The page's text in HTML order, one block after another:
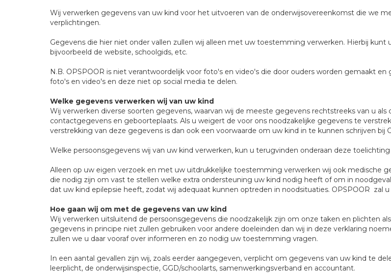
Wij verwerken gegevens van uw kind voor het uitvoeren van de onderwijsovereenkomst die we
verplichtingen.
Gegevens die hier niet onder vallen zullen wij alleen met uw toestemming verwerken. Hierbij
bijvoorbeeld de website, schoolgids, etc.
N.B. OPSPOOR is niet verantwoordelijk voor foto's en video's die door ouders worden gemaakt
foto's en video's en deze niet op social media te delen.
Welke gegevens verwerken wij van uw kind
Wij verwerken diverse soorten gegevens, waarvan wij de meeste gegevens rechtstreeks van u
contactgegevens en geboorteplaats. Als u weigert de voor ons noodzakelijke gegevens te
verstrekking van deze gegevens is dan ook een voorwaarde om uw kind in te kunnen schrijven bij
Welke persoonsgegevens wij van uw kind verwerken, kun u terugvinden onderaan deze
Alleen op uw eigen verzoek en met uw uitdrukkelijke toestemming verwerken wij ook medische
die nodig zijn om vast te stellen welke extra ondersteuning uw kind nodig heeft of om in
dat uw kind epilepsie heeft, zodat wij adequaat kunnen optreden in noodsituaties. OPSPOOR zal
Hoe gaan wij om met de gegevens van uw kind
Wij verwerken uitsluitend de persoonsgegevens die noodzakelijk zijn om onze taken en plichten
gegevens in principe niet zullen gebruiken voor andere doeleinden dan wij in deze verklaring
zullen we u daar vooraf over informeren en zo nodig uw toestemming vragen.
In een aantal gevallen zijn wij, zoals eerder aangegeven, verplicht om gegevens van uw kind te
leerplicht, de onderwijsinspectie, GGD/schoolarts, samenwerkingsverband en accountant.